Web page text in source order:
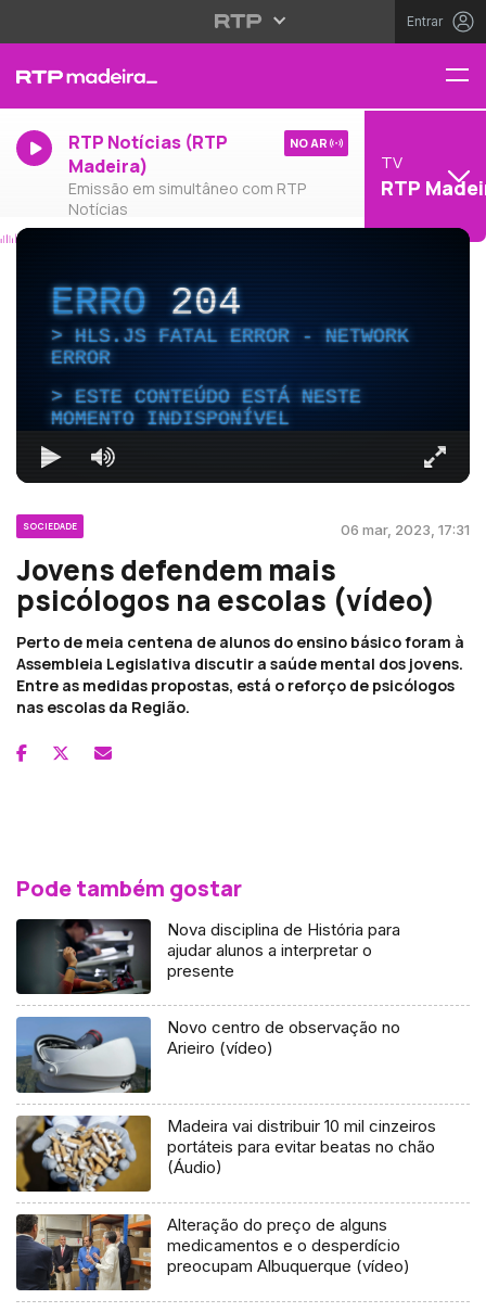
Entrar
RTP Notícias (RTP
Madeira)
Emissão em simultâneo com RTP
Notícias
NO AR
TV
RTP
ERRO204
HLS.JS FATAL ERROR - NETWORK
ERROR
ESTE CONTEÚDO ESTÁ NESTE
MOMENTO INDISPONÍVEL
SOCIEDADE 06 mar, 2023, 17:31
Jovens defendem mais
psicólogos na escolas (vídeo)
Perto de meia centena de alunos do ensino básico foram à
Assembleia Legislativa discutir a saúde mental dos jovens.
Entre as medidas propostas, está o reforço de psicólogos
nas escolas da Região.
Pode também gostar
Nova disciplina de História para
ajudar alunos a interpretar o
presente
Novo centro de observação no
Arieiro (vídeo)
Madeira vai distribuir 10 mil cinzeiros
portáteis para evitar beatas no chão
(Áudio)
Alteração do preço de alguns
medicamentos e o desperdício
preocupam Albuquerque (vídeo)